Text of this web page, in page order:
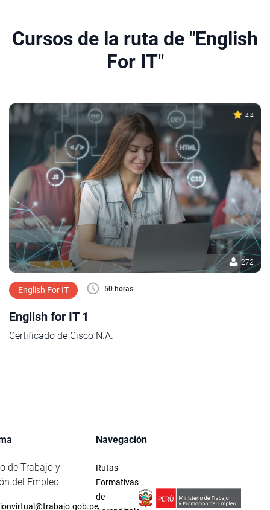
Cursos de la ruta de "English
For IT"
4.4
272
English For IT 50 horas
English for IT 1
Certificado de Cisco N.A.
de Trabajo y
del Empleo
Navegación
Rutas
Formativas
de